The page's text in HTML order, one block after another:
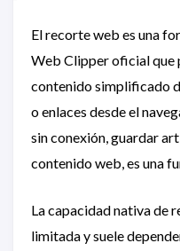
El recorte web es una
Web Clipper oficial que
contenido simplificado
o enlaces desde el
sin conexión, guardar
contenido web, es una
La capacidad nativa de
limitada y suele